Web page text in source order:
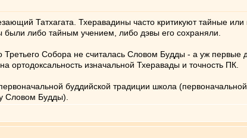
Татхагата. Тхеравадины часто критикуют тайные
либо тайным учением, либо дэвы его сохраняли.
Собора не считалась Словом Будды - а уж
ортодоксальность изначальной Тхеравады и точность ПК.
буддийской традиции школа
Словом Будды).